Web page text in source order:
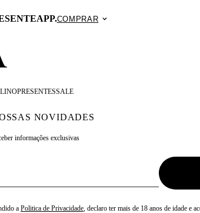
COMPRAR
PRESENTESSALE
NOVIDADES
informações exclusivas
a Politica de Privacidade, declaro ter mais de 18 anos de idade e